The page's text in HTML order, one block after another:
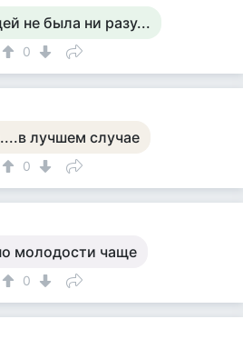
не была ни разу...
0
лучшем случае
0
молодости чаще
0